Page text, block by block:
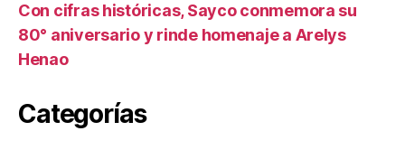
Con cifras históricas, Sayco conmemora su
80° aniversario y rinde homenaje a Arelys
Henao
Categorías